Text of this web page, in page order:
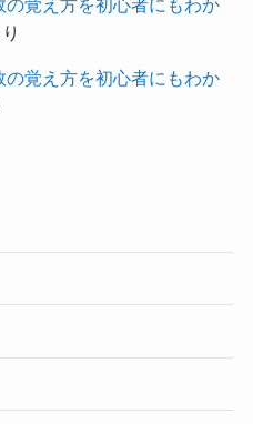
の覚え方を初心者にもわか